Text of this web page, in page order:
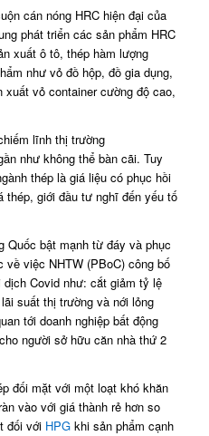
cán nóng HRC hiện đại của
phát triển các sản phẩm HRC
xuất ô tô, thép hàm lượng
như vỏ đồ hộp, đồ gia dụng,
vỏ container cường độ cao,
lĩnh thị trường
như không thể bàn cãi. Tuy
thép là giá liệu có phục hồi
thép, giới đầu tư nghĩ đến yếu tố
Quốc bật mạnh từ đáy và phục
việc NHTW (PBoC) công bố
Covid như: cắt giảm tỷ lệ
suất thị trường và nới lỏng
tới doanh nghiệp bất động
người sở hữu căn nhà thứ 2
đối mặt với một loạt khó khăn
vào với giá thành rẻ hơn so
đối với HPGkhi sản phẩm cạnh